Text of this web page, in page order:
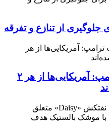
جلوگیری از تنازع و تفرقه
مقام مستعفی دولت ترامپ: آمریکایی‌ها از هر ۲